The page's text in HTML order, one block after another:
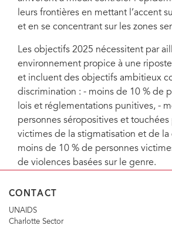
leurs frontières en mettant l’accent
et en se concentrant sur les zones
Les objectifs 2025 nécessitent par
environnement propice à une
et incluent des objectifs ambitieux
discrimination : - moins de 10 % de
lois et réglementations punitives, -
personnes séropositives et touchées
victimes de la stigmatisation et de la
moins de 10 % de personnes
de violences basées sur le genre.
CONTACT
UNAIDS
Charlotte Sector